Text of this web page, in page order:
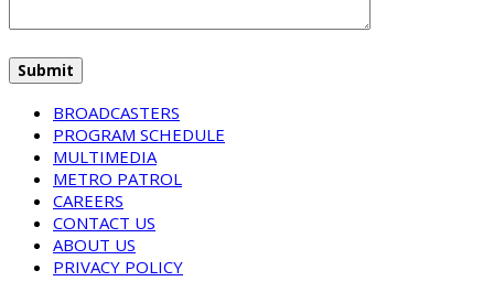
BROADCASTERS
PROGRAM SCHEDULE
MULTIMEDIA
METRO PATROL
CAREERS
CONTACT US
ABOUT US
PRIVACY POLICY